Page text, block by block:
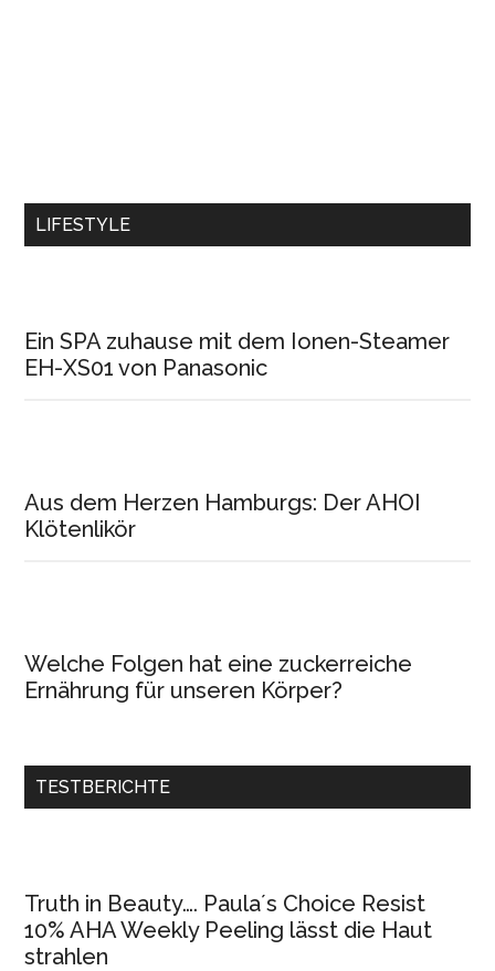
LIFESTYLE
Ein SPA zuhause mit dem Ionen-Steamer
EH-XS01 von Panasonic
Aus dem Herzen Hamburgs: Der AHOI
Klötenlikör
Welche Folgen hat eine zuckerreiche
Ernährung für unseren Körper?
TESTBERICHTE
Truth in Beauty…. Paula´s Choice Resist
10% AHA Weekly Peeling lässt die Haut
strahlen